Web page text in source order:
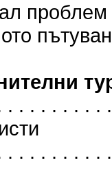
. . . . . . .
. . . . . . .